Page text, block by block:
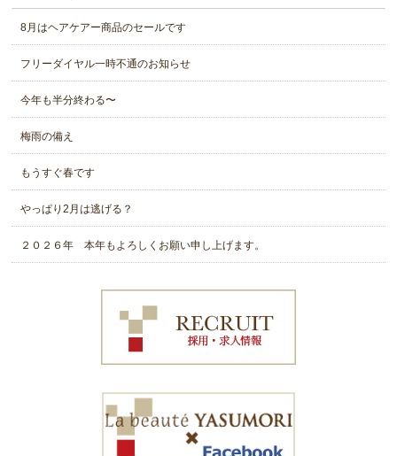
8月はヘアケアー商品のセールです
フリーダイヤル一時不通のお知らせ
今年も半分終わる〜
梅雨の備え
もうすぐ春です
やっぱり2月は逃げる？
２０２６年 本年もよろしくお願い申し上げます。